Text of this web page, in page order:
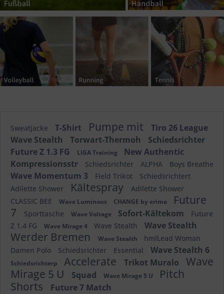
Sweatjacke T-Shirt Pumpe mit
Tiro 26 League
Wave Stealth
Torwart-Thermoh
Schiedsrichter
Future Z 1.3 FG
LIGA Training
New Authentic
Kompressionsstr
Schiedsrichter ALPHA Boys Breathe
Wave Momentum 3 Field Trikot
Schiedsrichtert
Adilette Shower
Kältespray
Adilette Shower
CLASSIC BEE
Wave Luminous CHANGE by erima
Future
7
Sporttasche Wave Voltage Sofort-Kältekom
Future
Z 1.4 FG
Wave Mirage 4 Wave Stealth Wave Stealth
Werder Bremen Wave Stealth
hmlLead Woman
Damen Polo
Schiedsrichter Essential Wave Stealth 6
Schiedsrichterp Accelerate Trikot Muralo
Wave
Mirage 5 U
Squad Wave Mirage 5 U
Pitch
Shorts
Future 7 Match